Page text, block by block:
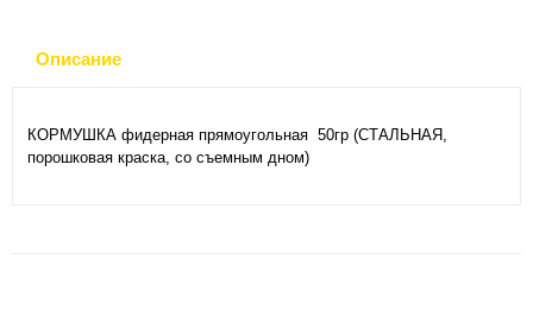
Описание
КОРМУШКА фидерная прямоугольная 50гр (СТАЛЬНАЯ,
порошковая краска, со съемным дном)